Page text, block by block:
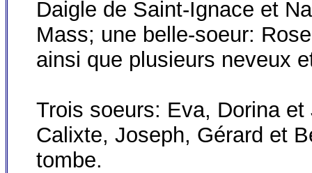
Daigle de Saint-Ignace et
Mass; une belle-soeur:
ainsi que plusieurs neveux
Trois soeurs: Eva, Dorina
Calixte, Joseph, Gérard et
tombe.